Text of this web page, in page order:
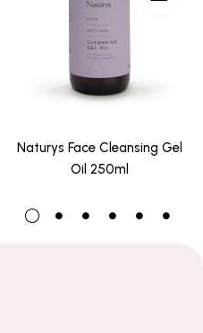
Naturys Face Cleansing Gel
Oil 250ml